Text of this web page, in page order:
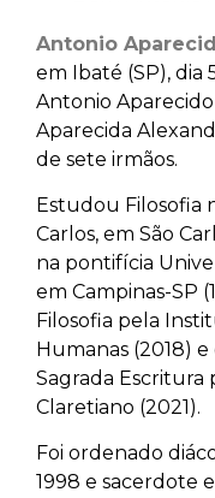
Antonio
em Ibaté (SP), dia
Antonio
Aparecida
de sete irmãos.
Estudou Filosofia
Carlos, em São
na pontifícia
em Campinas-SP
Filosofia pela
Humanas (2018)
Sagrada Escritura
Claretiano (2021).
Foi ordenado
1998 e sacerdote